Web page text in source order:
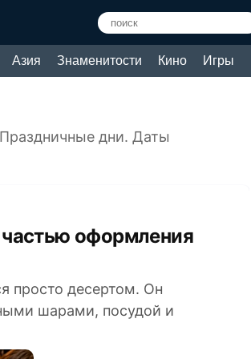
Азия Знаменитости Кино Игры
дни. Даты
просто десертом. Он
шарами, посудой и